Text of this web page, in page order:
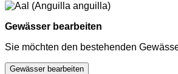
Gewässer bearbeiten
Sie möchten den bestehenden
Gewässer bearbeiten